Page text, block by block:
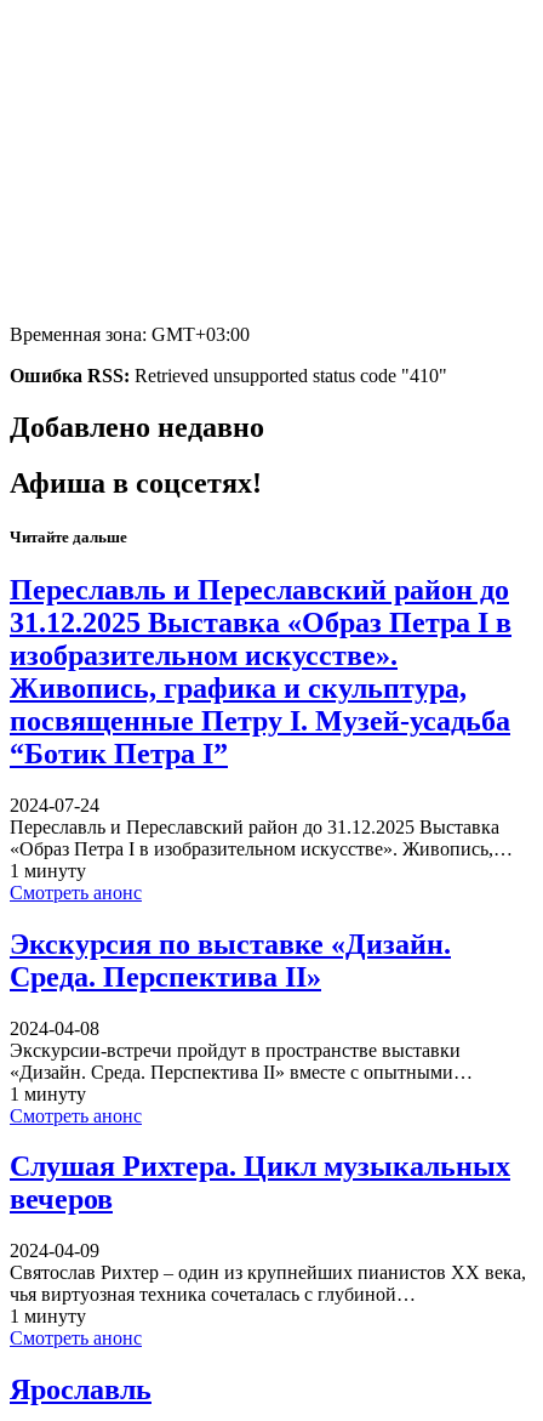
Временная зона: GMT+03:00
Ошибка RSS: Retrieved unsupported status code "410"
Добавлено недавно
Афиша в соцсетях!
Читайте дальше
Переславль и Переславский район до
31.12.2025 Выставка «Образ Петра I в
изобразительном искусстве».
Живопись, графика и скульптура,
посвященные Петру I. Музей-усадьба
“Ботик Петра I”
2024-07-24
Переславль и Переславский район до 31.12.2025 Выставка
«Образ Петра I в изобразительном искусстве». Живопись,…
1 минуту
Смотреть анонс
Экскурсия по выставке «Дизайн.
Среда. Перспектива II»
2024-04-08
Экскурсии-встречи пройдут в пространстве выставки
«Дизайн. Среда. Перспектива II» вместе с опытными…
1 минуту
Смотреть анонс
Слушая Рихтера. Цикл музыкальных
вечеров
2024-04-09
Святослав Рихтер – один из крупнейших пианистов XX века,
чья виртуозная техника сочеталась с глубиной…
1 минуту
Смотреть анонс
Ярославль